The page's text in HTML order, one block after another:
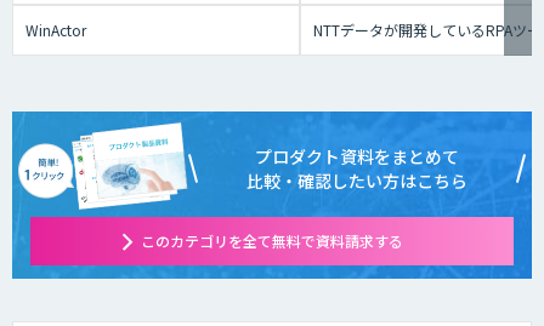
WinActor NTTデータが開発しているRPAツ
プロダクト資料をまとめて
比較・確認したい方はこちら
このカテゴリを全て無料で資料請求する